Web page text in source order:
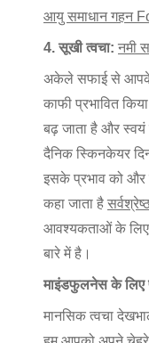
आयु समाधान गहन
4. सूखी त्वचा: नमी
अकेले सफाई से आपके
काफी प्रभावित
बढ़ जाता है और
दैनिक स्किनकेयर
इसके प्रभाव को
कहा जाता है
आवश्यकताओं के लिए
बारे में है।
माइंडफुलनेस के लिए
मानसिक त्वचा